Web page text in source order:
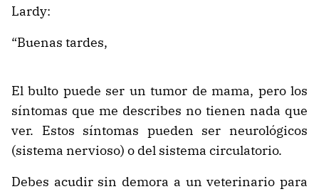
Lardy:
“Buenas tardes,
El bulto puede ser un tumor de mama, pero los
síntomas que me describes no tienen nada que
ver. Estos síntomas pueden ser neurológicos
(sistema nervioso) o del sistema circulatorio.
Debes acudir sin demora a un veterinario para